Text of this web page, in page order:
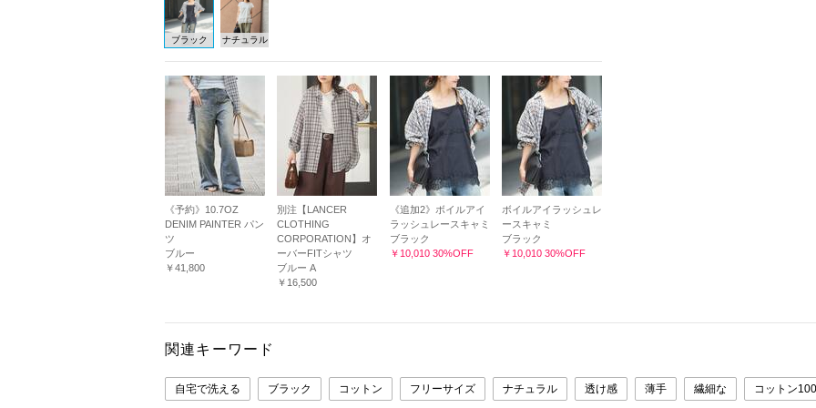
ブラック ナチュラル
《予約》10.7OZ
DENIM PAINTER パン
ツ
ブルー
￥41,800
別注【LANCER
CLOTHING
CORPORATION】オ
ーバーFITシャツ
ブルー A
￥16,500
《追加2》ボイルアイ
ラッシュレースキャミ
ブラック
￥10,010 30%OFF
ボイルアイラッシュレ
ースキャミ
ブラック
￥10,010 30%OFF
関連キーワード
自宅で洗える ブラック コットン フリーサイズ ナチュラル 透け感 薄手 繊細な コットン